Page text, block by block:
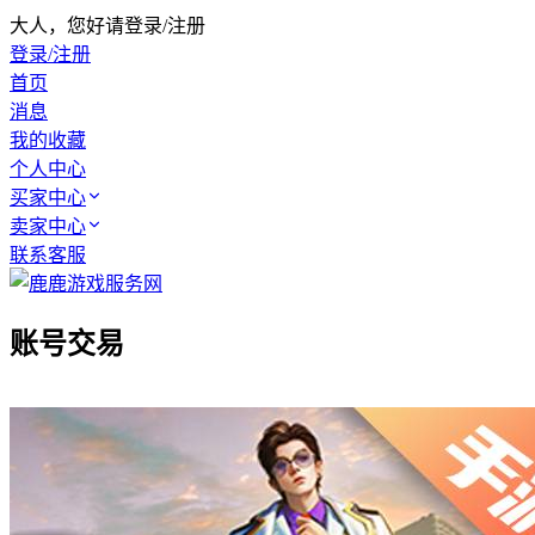
大人，您好请登录/注册
登录/注册
首页
消息
我的收藏
个人中心
买家中心
卖家中心
联系客服
账号交易